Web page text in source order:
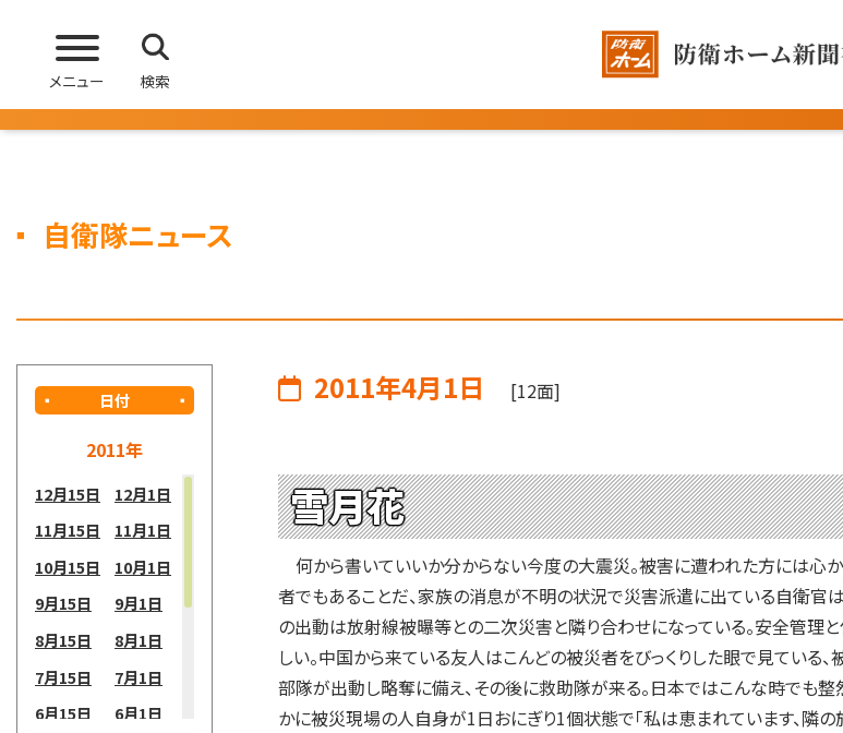
メニュー 検索
自衛隊ニュース
日付
2011年
12月15日
12月1日
11月15日
11月1日
10月15日
10月1日
9月15日
9月1日
8月15日
8月1日
7月15日
7月1日
6月15日
6月1日
2011年4月1日 [12面]
雪月花
何から書いていいか分からない今度の大震災。被害に遭われた方には心
者でもあることだ、家族の消息が不明の状況で災害派遣に出ている自衛官
の出動は放射線被曝等との二次災害と隣り合わせになっている。安全管
しい。中国から来ている友人はこんどの被災者をびっくりした眼で見てい
部隊が出動し略奪に備え、その後に救助隊が来る。日本ではこんな時でも
かに被災現場の人自身が1日おにぎり1個状態で「私は恵まれています、隣